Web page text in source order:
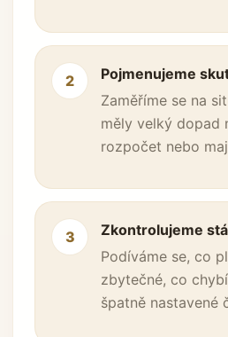
2
Pojmenujeme
Zaměříme se na
měly velký dopad
rozpočet nebo
3
Zkontrolujeme
Podíváme se, co
zbytečné, co
špatně nastavené